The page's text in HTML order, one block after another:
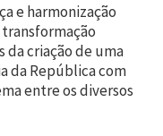
e harmonização
criação de uma
da República com
entre os diversos